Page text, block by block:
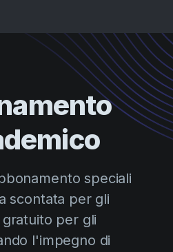
speciali
scontata per gli
per gli
l'impegno di